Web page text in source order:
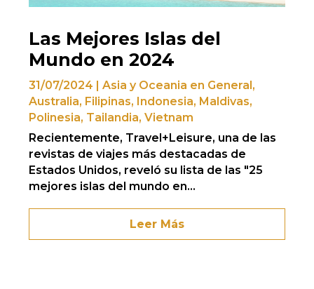
Las Mejores Islas del
Mundo en 2024
31/07/2024 |Asia y Oceania en General,
Australia, Filipinas, Indonesia, Maldivas,
Polinesia, Tailandia,Vietnam
Recientemente, Travel+Leisure, una de las
revistas de viajes más destacadas de
Estados Unidos, reveló su lista de las "25
mejores islas del mundo en...
Leer Más